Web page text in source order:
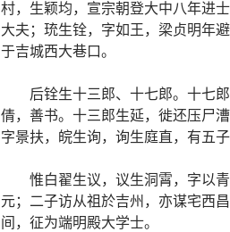
村，生颖均，宣宗朝登大中八年进
大夫；珫生铨，字如王，梁贞明年
于吉城西大巷口。
后铨生十三郎、十七郎。十七
倩，善书。十三郎生延，徙还压尸
字景扶，皖生询，询生庭直，有五
惟白翟生议，议生洞霄，字以
元；二子访从祖於吉州，亦谋宅西
间，征为端明殿大学士。